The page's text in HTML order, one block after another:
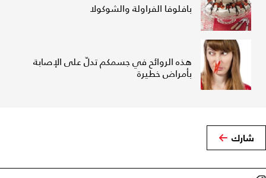
بافلوفا الفراولة والشوكولا
هذه الروائح في جسمكم تدلّ على الإصابة
بأمراض خطيرة
شارك